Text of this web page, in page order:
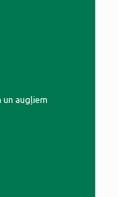
un augļiem